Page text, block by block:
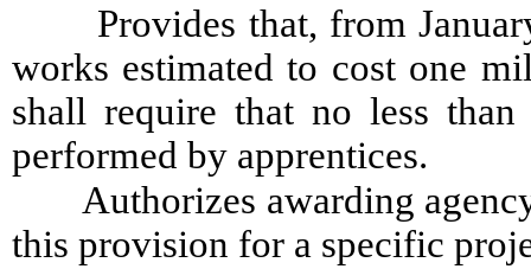
Provides that, from
works estimated to cost one
shall require that no less
performed by apprentices.
Authorizes awarding
this provision for a specific